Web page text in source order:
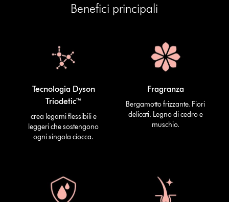
Benefici principali
Tecnologia Dyson
Triodetic™
crea legami flessibili e
leggeri che sostengono
ogni singola ciocca.
Fragranza
Bergamotto frizzante. Fiori
delicati. Legno di cedro e
muschio.